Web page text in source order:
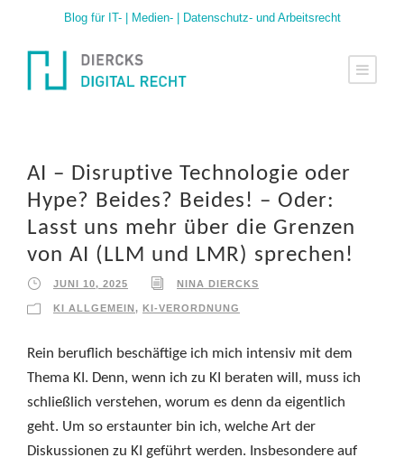
Blog für IT- | Medien- | Datenschutz- und Arbeitsrecht
AI – Disruptive Technologie oder
Hype? Beides? Beides! – Oder:
Lasst uns mehr über die Grenzen
von AI (LLM und LMR) sprechen!
JUNI 10, 2025 NINA DIERCKS
KI ALLGEMEIN, KI-VERORDNUNG
Rein beruflich beschäftige ich mich intensiv mit dem
Thema KI. Denn, wenn ich zu KI beraten will, muss ich
schließlich verstehen, worum es denn da eigentlich
geht. Um so erstaunter bin ich, welche Art der
Diskussionen zu KI geführt werden. Insbesondere auf